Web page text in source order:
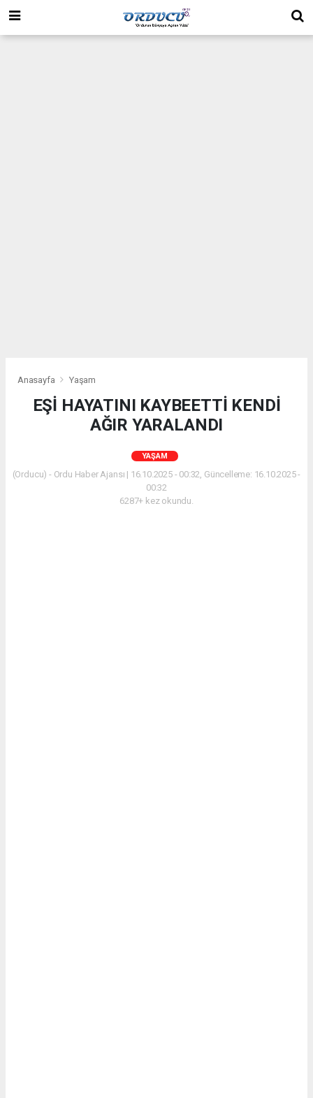
Anasayfa Yaşam
EŞİ HAYATINI KAYBEETTİ KENDİ
AĞIR YARALANDI
YAŞAM
(Orducu) - Ordu Haber Ajansı | 16.10.2025 - 00:32, Güncelleme: 16.10.2025 -
00:32
6287+ kez okundu.